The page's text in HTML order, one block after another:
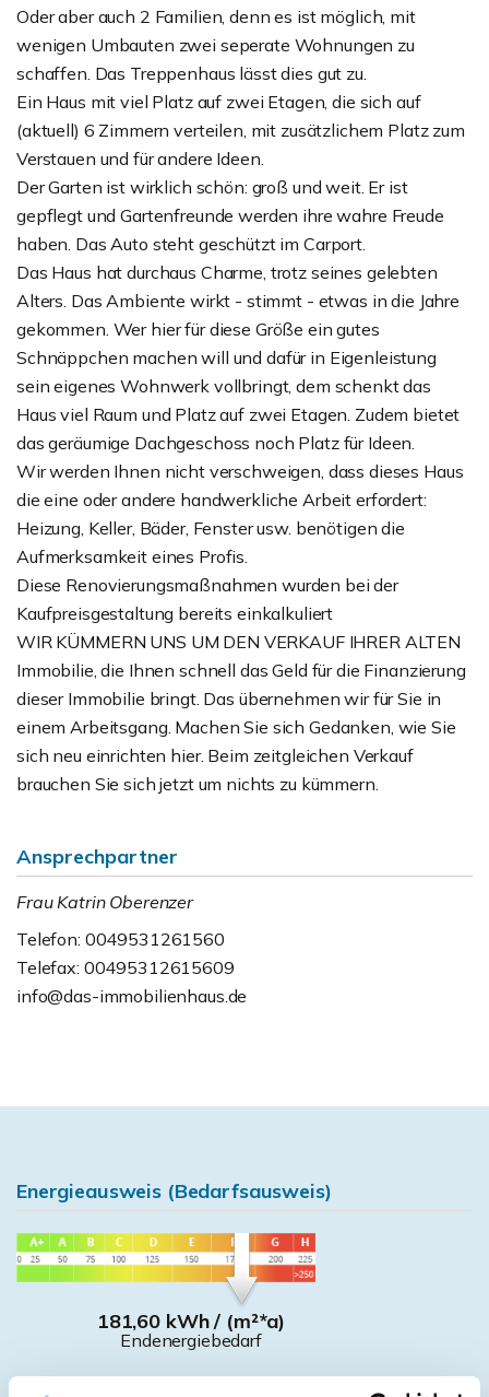
Oder aber auch 2 Familien, denn es ist möglich, mit
wenigen Umbauten zwei seperate Wohnungen zu
schaffen. Das Treppenhaus lässt dies gut zu.
Ein Haus mit viel Platz auf zwei Etagen, die sich auf
(aktuell) 6 Zimmern verteilen, mit zusätzlichem Platz zum
Verstauen und für andere Ideen.
Der Garten ist wirklich schön: groß und weit. Er ist
gepflegt und Gartenfreunde werden ihre wahre Freude
haben. Das Auto steht geschützt im Carport.
Das Haus hat durchaus Charme, trotz seines gelebten
Alters. Das Ambiente wirkt - stimmt - etwas in die Jahre
gekommen. Wer hier für diese Größe ein gutes
Schnäppchen machen will und dafür in Eigenleistung
sein eigenes Wohnwerk vollbringt, dem schenkt das
Haus viel Raum und Platz auf zwei Etagen. Zudem bietet
das geräumige Dachgeschoss noch Platz für Ideen.
Wir werden Ihnen nicht verschweigen, dass dieses Haus
die eine oder andere handwerkliche Arbeit erfordert:
Heizung, Keller, Bäder, Fenster usw. benötigen die
Aufmerksamkeit eines Profis.
Diese Renovierungsmaßnahmen wurden bei der
Kaufpreisgestaltung bereits einkalkuliert
WIR KÜMMERN UNS UM DEN VERKAUF IHRER ALTEN
Immobilie, die Ihnen schnell das Geld für die Finanzierung
dieser Immobilie bringt. Das übernehmen wir für Sie in
einem Arbeitsgang. Machen Sie sich Gedanken, wie Sie
sich neu einrichten hier. Beim zeitgleichen Verkauf
brauchen Sie sich jetzt um nichts zu kümmern.
Ansprechpartner
Frau Katrin Oberenzer
Telefon: 0049531261560
Telefax: 00495312615609
info@das-immobilienhaus.de
Energieausweis (Bedarfsausweis)
181,60 kWh / (m²*a)
Endenergiebedarf